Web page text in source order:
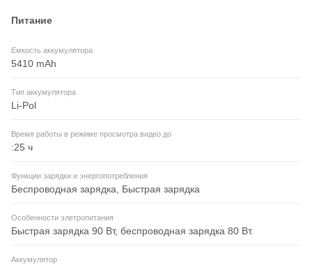
Питание
Емкость аккумулятора
5410 mAh
Тип аккумулятора
Li-Pol
Время работы в режиме просмотра видео до
:25 ч
Функции зарядки и энергопотребления
Беспроводная зарядка, Быстрая зарядка
Особенности элетропитания
Быстрая зарядка 90 Вт, беспроводная зарядка 80 Вт.
Аккумулятор